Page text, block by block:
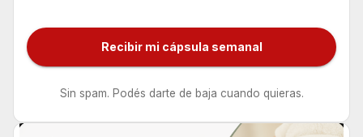
Recibir mi cápsula semanal
Sin spam. Podés darte de baja cuando quieras.